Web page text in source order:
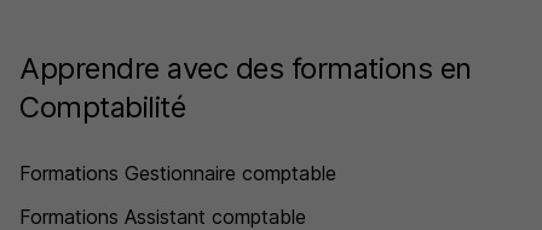
Apprendre avec des formations en
Comptabilité
Formations Gestionnaire comptable
Formations Assistant comptable